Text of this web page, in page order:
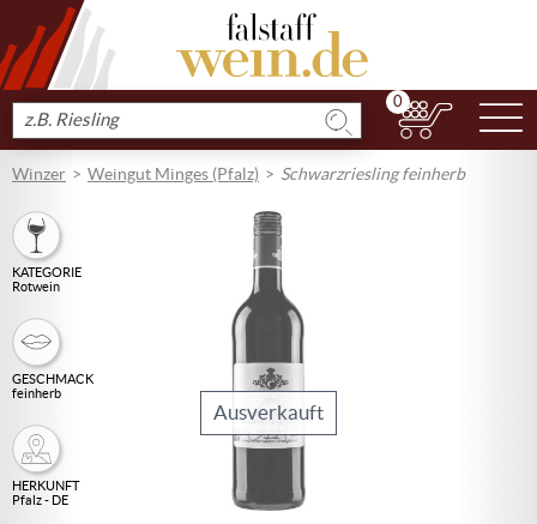
Produkt
suchen
0
Winzer Weingut Minges (Pfalz) Schwarzriesling feinherb
KATEGORIE
Rotwein
GESCHMACK
feinherb
HERKUNFT
Pfalz - DE
Ausverkauft